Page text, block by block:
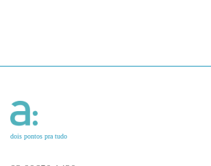
dois pontos pra tudo